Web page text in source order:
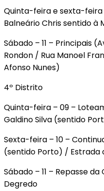
Quinta-feira e sexta-feira
Balneário Chris sentido à
Sábado – 11 – Principais
Rondon / Rua Manoel
Afonso Nunes)
4º Distrito
Quinta-feira – 09 –
Galdino Silva (sentido
Sexta-feira – 10 –
(sentido Porto) / Estrada
Sábado – 11 – Repasse
Degredo